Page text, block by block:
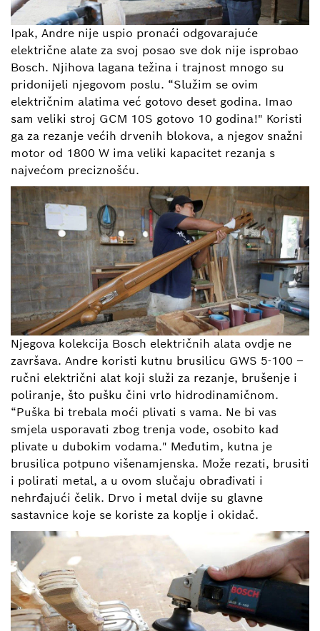
Ipak, Andre nije uspio pronaći odgovarajuće
električne alate za svoj posao sve dok nije isprobao
Bosch. Njihova lagana težina i trajnost mnogo su
pridonijeli njegovom poslu. “Služim se ovim
električnim alatima već gotovo deset godina. Imao
sam veliki stroj GCM 10S gotovo 10 godina!" Koristi
ga za rezanje većih drvenih blokova, a njegov snažni
motor od 1800 W ima veliki kapacitet rezanja s
najvećom preciznošću.
Njegova kolekcija Bosch električnih alata ovdje ne
završava. Andre koristi kutnu brusilicu GWS 5-100 –
ručni električni alat koji služi za rezanje, brušenje i
poliranje, što pušku čini vrlo hidrodinamičnom.
“Puška bi trebala moći plivati s vama. Ne bi vas
smjela usporavati zbog trenja vode, osobito kad
plivate u dubokim vodama." Međutim, kutna je
brusilica potpuno višenamjenska. Može rezati, brusiti
i polirati metal, a u ovom slučaju obrađivati i
nehrđajući čelik. Drvo i metal dvije su glavne
sastavnice koje se koriste za koplje i okidač.